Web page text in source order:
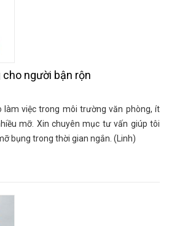
người bận rộn
việc trong môi trường văn phòng, ít
mỡ. Xin chuyên mục tư vấn giúp tôi
bụng trong thời gian ngắn. (Linh)